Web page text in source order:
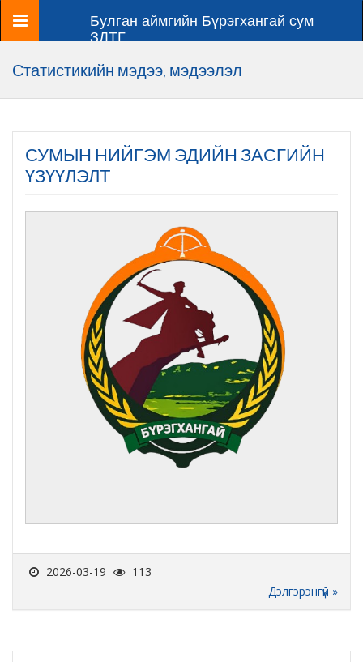
Цэс
Булган аймгийн Бүрэгхангай сум
ЗДТГ
Статистикийн мэдээ, мэдээлэл
СУМЫН НИЙГЭМ ЭДИЙН ЗАСГИЙН
ҮЗҮҮЛЭЛТ
2026-03-19
113
Дэлгэрэнгүй »